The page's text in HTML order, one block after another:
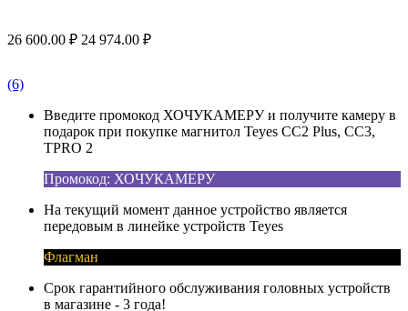
26 600.00 ₽ 24 974.00 ₽
(6)
Введите промокод ХОЧУКАМЕРУ и получите камеру в
подарок при покупке магнитол Teyes CC2 Plus, CC3,
TPRO 2
Промокод: ХОЧУКАМЕРУ
На текущий момент данное устройство является
передовым в линейке устройств Teyes
Флагман
Срок гарантийного обслуживания головных устройств
в магазине - 3 года!